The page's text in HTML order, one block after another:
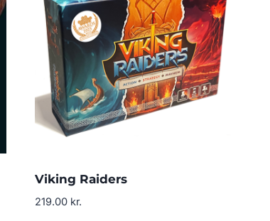
Viking Raiders
219.00 kr.